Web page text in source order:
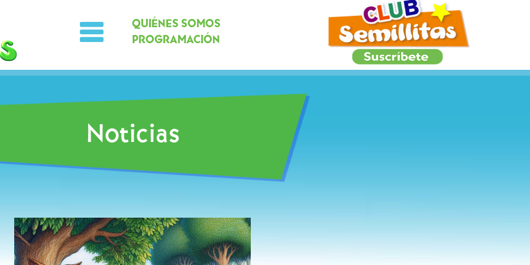
QUIÉNES SOMOS
PROGRAMACIÓN
Noticias